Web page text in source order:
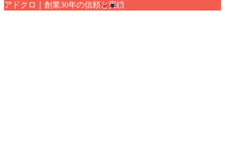
アドクロ｜創業30年の信頼と実績